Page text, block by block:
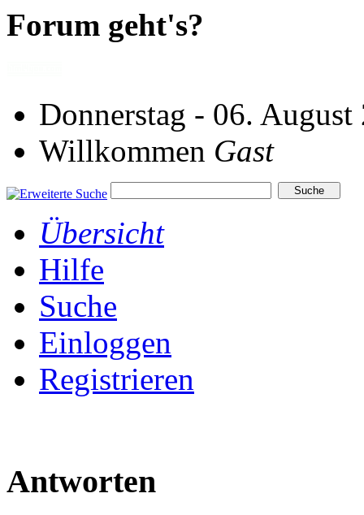
Forum geht's?
Donnerstag - 06.
Willkommen Gast
Übersicht
Hilfe
Suche
Einloggen
Registrieren
Antworten